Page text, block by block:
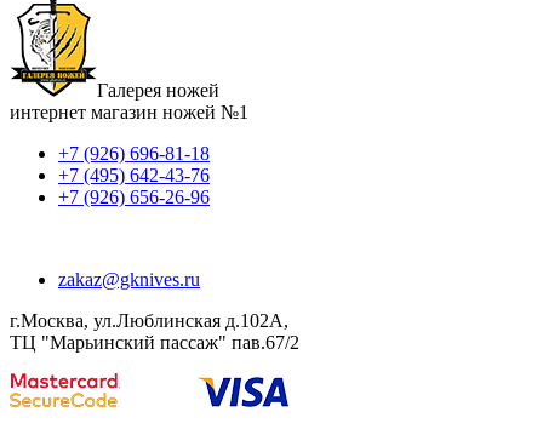
Галерея ножей
интернет магазин ножей №1
+7 (926) 696-81-18
+7 (495) 642-43-76
+7 (926) 656-26-96
zakaz@gknives.ru
г.Москва, ул.Люблинская д.102А,
ТЦ "Марьинский пассаж" пав.67/2